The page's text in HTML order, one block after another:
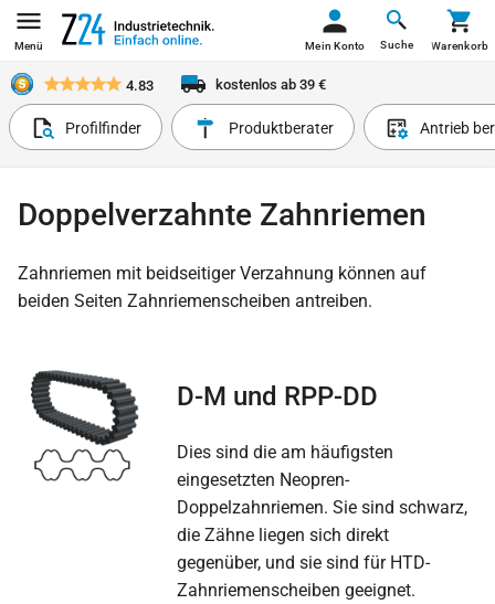
Menü Suche
Mein Konto Warenkorb
4.83 kostenlos ab 39 €
Profilfinder Produktberater Antrieb
Doppelverzahnte Zahnriemen
Zahnriemen mit beidseitiger Verzahnung können auf
beiden Seiten Zahnriemenscheiben antreiben.
D-M und RPP-DD
Dies sind die am häufigsten
eingesetzten Neopren-
Doppelzahnriemen. Sie sind schwarz,
die Zähne liegen sich direkt
gegenüber, und sie sind für HTD-
Zahnriemenscheiben geeignet.